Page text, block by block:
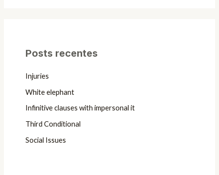
Posts recentes
Injuries
White elephant
Infinitive clauses with impersonal it
Third Conditional
Social Issues